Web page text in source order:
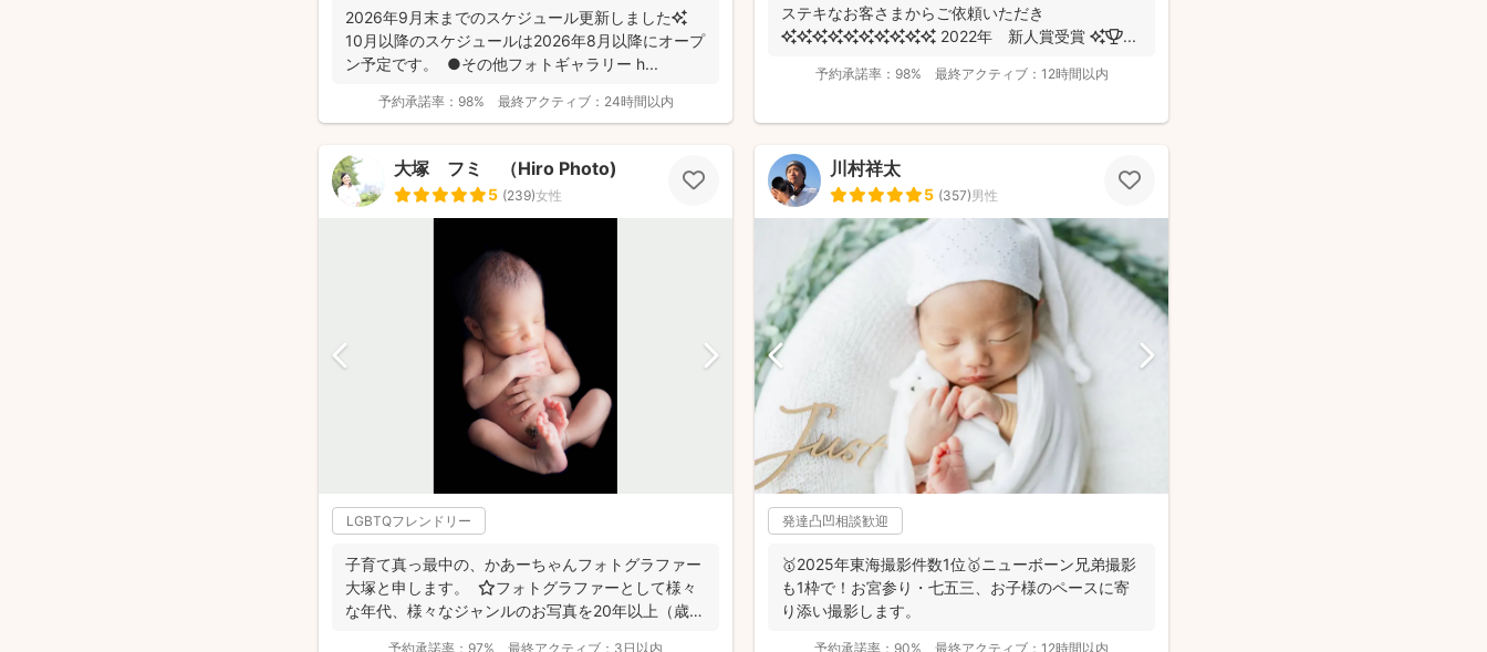
2026年9月末までのスケジュール更新しました✨
10月以降のスケジュールは2026年8月以降にオープ
ン予定です。 ●その他フォトギャラリー h...
予約承諾率： 98% 最終アクティブ： 24時間以内
ステキなお客さまからご依頼いただき
✨✨✨✨✨✨✨✨✨✨ 2022年 新人賞受賞 ✨🏆 ...
予約承諾率： 98% 最終アクティブ： 12時間以内
大塚 フミ （Hiro Photo)
5 (239)女性
LGBTQフレンドリー
子育て真っ最中の、かあーちゃんフォトグラファー
大塚と申します。 ⭐︎フォトグラファーとして様々
な年代、様々なジャンルのお写真を20年以上（歳バ
予約承諾率： 97% 最終アクティブ： 3日以内
川村祥太
5 (357)男性
発達凸凹相談歓迎
🥇2025年東海撮影件数1位🥇ニューボーン兄弟撮影
も1枠で！お宮参り・七五三、お子様のペースに寄
り添い撮影します。
予約承諾率： 90% 最終アクティブ： 12時間以内